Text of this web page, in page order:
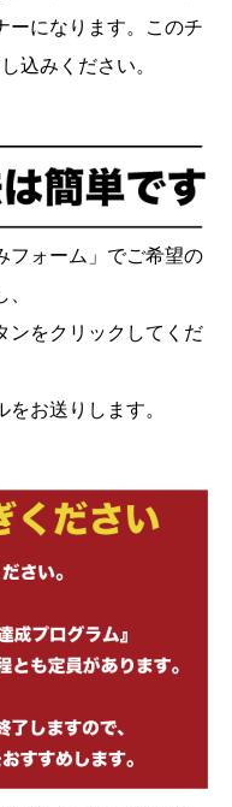
ーになります。このチ
込みください。
フォーム」でご希望の
ンをクリックしてくだ
お送りします。